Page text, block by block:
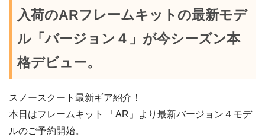
入荷のARフレームキットの最新モデ
ル「バージョン４」が今シーズン本
格デビュー。
スノースクート最新ギア紹介！
本日はフレームキット 「AR」より最新バージョン４モデ
ルのご予約開始。